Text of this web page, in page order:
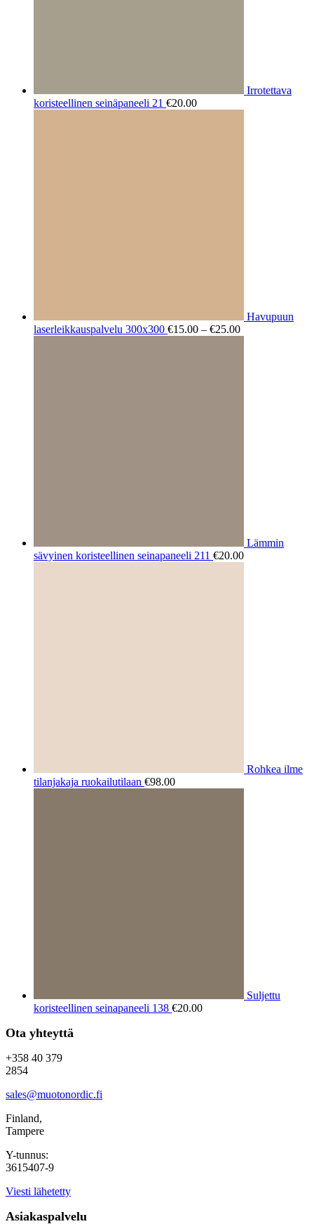
Irrotettava
koristeellinen seinäpaneeli 21 €20.00
Havupuun
laserleikkauspalvelu 300x300 €15.00 – €25.00Hintaluokka:
Lämmin
sävyinen koristeellinen seinapaneeli 211 €20.00
Rohkea ilme
tilanjakaja ruokailutilaan €98.00
Suljettu
koristeellinen seinapaneeli 138 €20.00
Ota yhteyttä
+358 40 379
2854
sales@muotonordic.fi
Finland,
Tampere
Y-tunnus:
3615407-9
Viesti lähetetty
Asiakaspalvelu